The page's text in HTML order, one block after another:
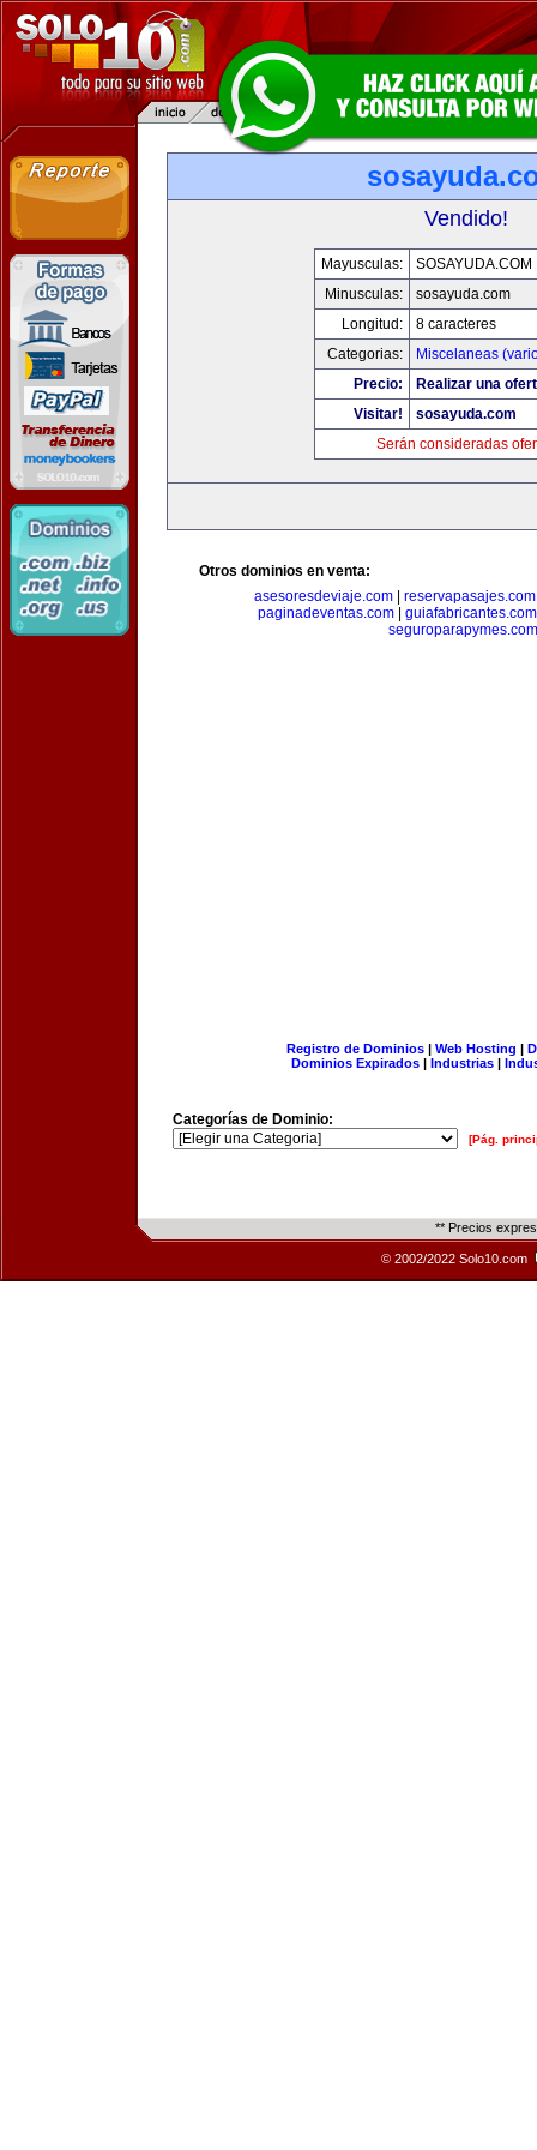
Vendido!
Mayusculas:
SOSAYUDA.COM
Minusculas:
sosayuda.com
Longitud:
8 caracteres
Categorias:
Miscelaneas
Precio:
Realizar una
Visitar!
sosayuda.com
Serán consideradas
Otros dominios en venta:
asesoresdeviaje.com
reservapasajes.com
paginadeventas.com
guiafabricantes.com
seguroparapymes.com
Registro de Dominios| Web Hosting |
Dominios Expirados | Industrias |
Categorías de Dominio:
[Pág.
** Precios
© 2002/2022 Solo10.com